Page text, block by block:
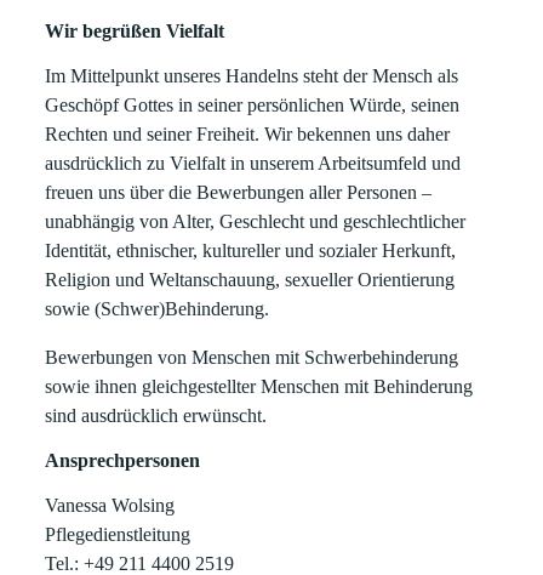
Wir begrüßen Vielfalt
Im Mittelpunkt unseres Handelns steht der Mensch als
Geschöpf Gottes in seiner persönlichen Würde, seinen
Rechten und seiner Freiheit. Wir bekennen uns daher
ausdrücklich zu Vielfalt in unserem Arbeitsumfeld und
freuen uns über die Bewerbungen aller Personen –
unabhängig von Alter, Geschlecht und geschlechtlicher
Identität, ethnischer, kultureller und sozialer Herkunft,
Religion und Weltanschauung, sexueller Orientierung
sowie (Schwer)Behinderung.
Bewerbungen von Menschen mit Schwerbehinderung
sowie ihnen gleichgestellter Menschen mit Behinderung
sind ausdrücklich erwünscht.
Ansprechpersonen
Vanessa Wolsing
Pflegedienstleitung
Tel.: +49 211 4400 2519